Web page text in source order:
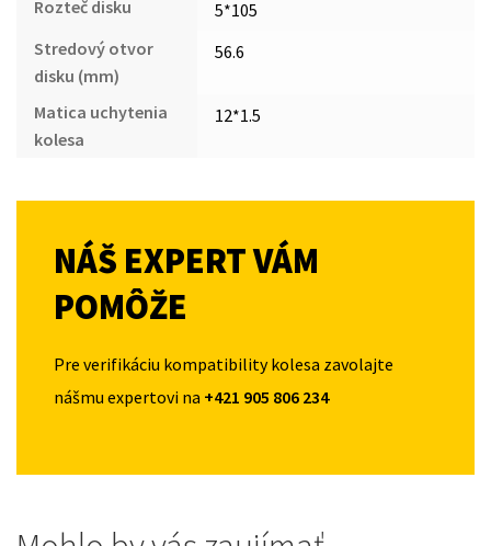
Rozteč disku
5*105
Stredový otvor
disku (mm)
56.6
Matica uchytenia
kolesa
12*1.5
NÁŠ EXPERT VÁM
POMÔŽE
Pre verifikáciu kompatibility kolesa zavolajte
nášmu expertovi na +421 905 806 234